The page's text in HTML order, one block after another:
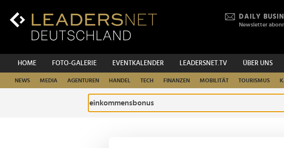
Inhalt
DAILY
Newsletter
HOME FOTO-GALERIE EVENTKALENDER LEADERSNET.TV ÜBER UNS
NEWS MEDIA AGENTUREN HANDEL TECH FINANZEN MOBILITÄT TOURISMUS